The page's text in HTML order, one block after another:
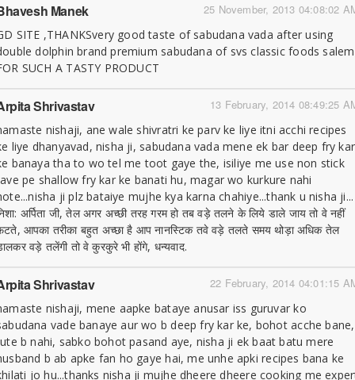
25 November, 2013 04:08:02
Manek
SITE ,THANKSvery good taste of sabudana vada after using
dolphin brand premium sabudana of svs classic foods salem
SUCH A TASTY PRODUCT
13 February, 2014 08:49:25
Shrivastav
nishaji, ane wale shivratri ke parv ke liye itni acchi recipes
liye dhanyavad, nisha ji, sabudana vada mene ek bar deep fry kar
banaya tha to wo tel me toot gaye the, isiliye me use non stick
pe shallow fry kar ke banati hu, magar wo kurkure nahi
ji plz bataiye mujhe kya karna chahiye...thank u nisha ji...
अर्पिता जी, तेल अगर अच्छी तरह गरम हो तब वड़े तलने के लिये डाले जाय तो वे नहीं
आपका तरीका बहुत अच्छा है आप नानस्टिक तवे वड़े तलते समय थोड़ा अधिक तेल
वड़े तलेंगी तो वे कुरकुरे भी होंगे, धन्यवाद.
22 February, 2014 04:01:15
Shrivastav
nishaji, mene aapke bataye anusar iss guruvar ko
vade banaye aur wo b deep fry kar ke, bohot acche bane,
b nahi, sabko bohot pasand aye, nisha ji ek baat batu mere
b ab apke fan ho gaye hai, me unhe apki recipes bana ke
jo hu...thanks nisha ji mujhe dheere dheere cooking me